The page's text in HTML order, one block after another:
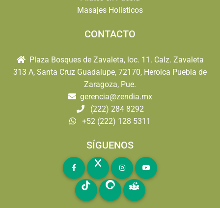
Masajes Holísticos
CONTACTO
Plaza Bosques de Zavaleta, loc. 11. Calz. Zavaleta
313 A, Santa Cruz Guadalupe, 72170, Heroica Puebla de
Zaragoza, Pue.
gerencia@zendia.mx
(222) 284 8292
+52 (222) 128 5311
SÍGUENOS